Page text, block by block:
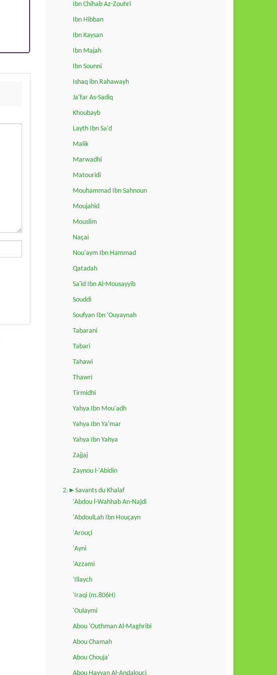
Ibn Chihab Az-Zouhri
Ibn Hibban
Ibn Kaysan
Ibn Majah
Ibn Sounni
Ishaq ibn Rahawayh
Ja'far As-Sadiq
Khoubayb
Layth Ibn Sa'd
Malik
Marwadhi
Matouridi
Mouhammad Ibn Sahnoun
Moujahid
Mouslim
Naçai
Nou'aym Ibn Hammad
Qatadah
Sa'id Ibn Al-Mousayyib
Souddi
Soufyan Ibn 'Ouyaynah
Tabarani
Tabari
Tahawi
Thawri
Tirmidhi
Yahya Ibn Mou'adh
Yahya Ibn Ya'mar
Yahya Ibn Yahya
Zajjaj
Zaynou l-'Abidin
2.►Savants du Khalaf
'Abdou l-Wahhab An-Najdi
'AbdoulLah Ibn Houçayn
'Arouçi
'Ayni
'Azzami
'Illaych
'Iraqi (m.806H)
'Oulaymi
Abou 'Outhman Al-Maghribi
Abou Chamah
Abou Chouja'
Abou Hayyan Al-Andalouçi